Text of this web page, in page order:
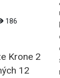
186